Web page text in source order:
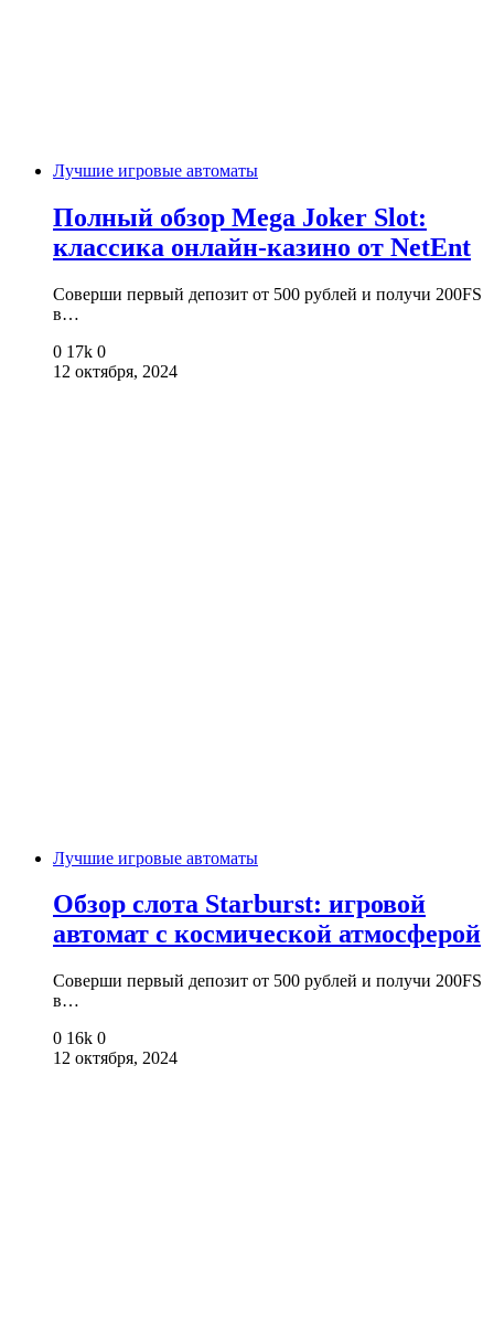
Лучшие игровые автоматы
Полный обзор Mega Joker Slot:
классика онлайн-казино от NetEnt
Соверши первый депозит от 500 рублей и получи 200FS
в…
0 17k 0
12 октября, 2024
Лучшие игровые автоматы
Обзор слота Starburst: игровой
автомат с космической атмосферой
Соверши первый депозит от 500 рублей и получи 200FS
в…
0 16k 0
12 октября, 2024